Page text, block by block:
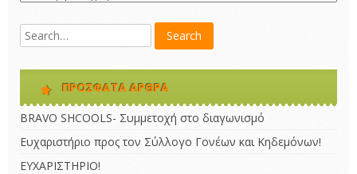
ΠΡΌΣΦΑΤΑ ΆΡΘΡΑ
BRAVO SHCOOLS- Συμμετοχή στο διαγωνισμό
Ευχαριστήριο προς τον Σύλλογο Γονέων και Κηδεμόνων!
ΕΥΧΑΡΙΣΤΗΡΙΟ!